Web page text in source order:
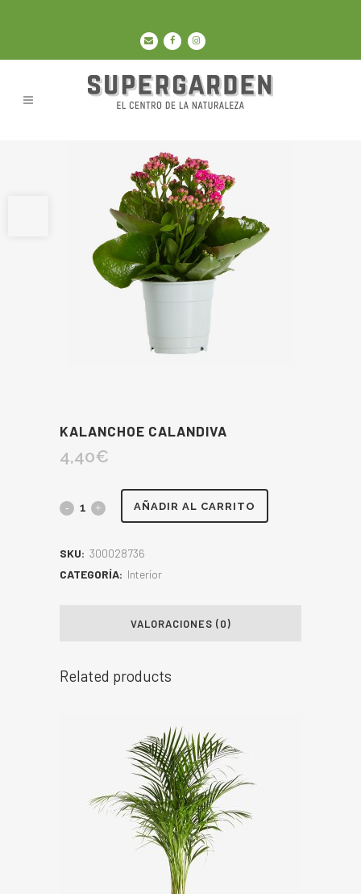
Abrir barra de herramientas
KALANCHOE CALANDIVA
4,40€
AÑADIR AL CARRITO
SKU: 300028736
CATEGORÍA: Interior
VALORACIONES (0)
Related products